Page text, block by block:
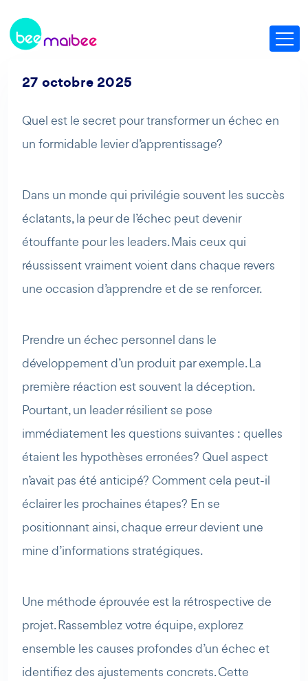
27 octobre 2025
Quel est le secret pour transformer un échec en
un formidable levier d’apprentissage?
Dans un monde qui privilégie souvent les succès
éclatants, la peur de l’échec peut devenir
étouffante pour les leaders. Mais ceux qui
réussissent vraiment voient dans chaque revers
une occasion d’apprendre et de se renforcer.
Prendre un échec personnel dans le
développement d’un produit par exemple. La
première réaction est souvent la déception.
Pourtant, un leader résilient se pose
immédiatement les questions suivantes : quelles
étaient les hypothèses erronées? Quel aspect
n’avait pas été anticipé? Comment cela peut-il
éclairer les prochaines étapes? En se
positionnant ainsi, chaque erreur devient une
mine d’informations stratégiques.
Une méthode éprouvée est la rétrospective de
projet. Rassemblez votre équipe, explorez
ensemble les causes profondes d’un échec et
identifiez des ajustements concrets. Cette
Maibee
Bonjour ! Comment puis-je vous aider aujourd'hui ? Voulez-
vous essayer Maibee, demander des renseignements, ou
prendre rendez-vous avec nous ?